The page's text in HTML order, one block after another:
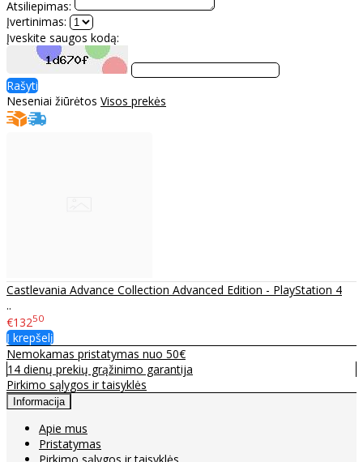
Atsiliepimas:
Įvertinimas:
Įveskite saugos kodą:
Rašyti
Neseniai žiūrėtos Visos prekės
Castlevania Advance Collection Advanced Edition - PlayStation 4
..
€13250
Į krepšelį
Nemokamas pristatymas nuo 50€
14 dienų prekių grąžinimo garantija
Pirkimo sąlygos ir taisyklės
Informacija
Apie mus
Pristatymas